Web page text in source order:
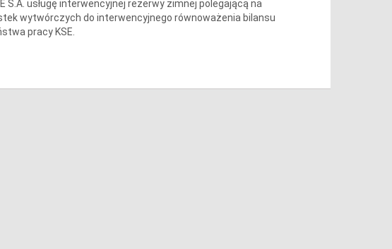
S.A. usługę interwencyjnej rezerwy zimnej polegającą na
wytwórczych do interwencyjnego równoważenia bilansu
pracy KSE.